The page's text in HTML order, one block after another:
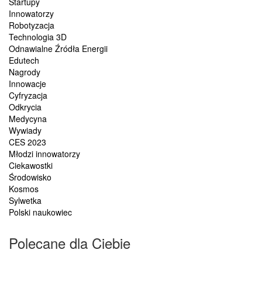
Innowatorzy
Robotyzacja
Technologia 3D
Odnawialne Źródła Energii
Edutech
Nagrody
Innowacje
Cyfryzacja
Odkrycia
Medycyna
Wywiady
CES 2023
Młodzi innowatorzy
Ciekawostki
Środowisko
Kosmos
Sylwetka
Polski naukowiec
Polecane dla Ciebie